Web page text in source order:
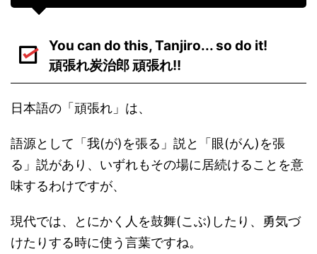
You can do this, Tanjiro... so do it!
頑張れ炭治郎 頑張れ!!
日本語の「頑張れ」は、
語源として「我(が)を張る」説と「眼(がん)を張
る」説があり、いずれもその場に居続けることを意
味するわけですが、
現代では、とにかく人を鼓舞(こぶ)したり、勇気づ
けたりする時に使う言葉ですね。